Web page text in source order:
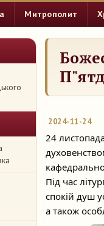
Митрополит
2024-11-24
24
Під час
спокій душ
а також